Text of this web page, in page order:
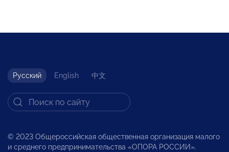
Русский English 中文
© 2023 Общероссийская общественная организация малого
и среднего предпринимательства «ОПОРА РОССИИ».